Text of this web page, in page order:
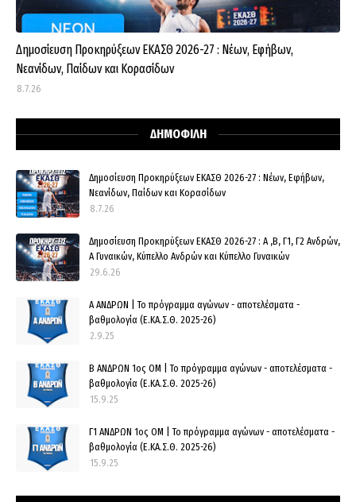
Δημοσίευση Προκηρύξεων ΕΚΑΣΘ 2026-27 : Νέων, Εφήβων,
Νεανίδων, Παίδων και Κορασίδων
8.7.26
ΔΗΜΟΦΙΛΗ
Δημοσίευση Προκηρύξεων ΕΚΑΣΘ 2026-27 : Νέων, Εφήβων,
Νεανίδων, Παίδων και Κορασίδων
8.7.26
Δημοσίευση Προκηρύξεων ΕΚΑΣΘ 2026-27 : Α ,Β, Γ1, Γ2 Ανδρών,
Α Γυναικών, Κύπελλο Ανδρών και Κύπελλο Γυναικών
29.6.26
Α ΑΝΔΡΩΝ | Το πρόγραμμα αγώνων - αποτελέσματα -
βαθμολογία (Ε.ΚΑ.Σ.Θ. 2025-26)
2.9.25
Β ΑΝΔΡΩΝ 1ος ΟΜ | Το πρόγραμμα αγώνων - αποτελέσματα -
βαθμολογία (Ε.ΚΑ.Σ.Θ. 2025-26)
15.9.25
Γ1 ΑΝΔΡΩΝ 1ος ΟΜ | Το πρόγραμμα αγώνων - αποτελέσματα -
βαθμολογία (Ε.ΚΑ.Σ.Θ. 2025-26)
15.9.25